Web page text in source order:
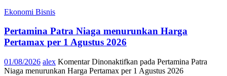
Ekonomi Bisnis
Pertamina Patra Niaga menurunkan Harga
Pertamax per 1 Agustus 2026
01/08/2026 alex Komentar Dinonaktifkan pada Pertamina Patra
Niaga menurunkan Harga Pertamax per 1 Agustus 2026